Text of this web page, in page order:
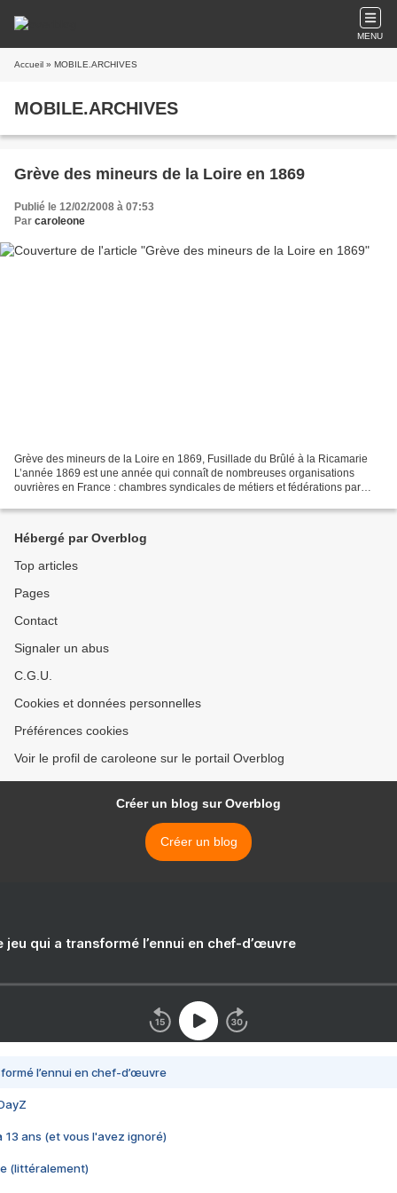
MENU
Accueil » MOBILE.ARCHIVES
MOBILE.ARCHIVES
Grève des mineurs de la Loire en 1869
Publié le 12/02/2008 à 07:53
Par caroleone
Grève des mineurs de la Loire en 1869, Fusillade du Brûlé à la Ricamarie
L’année 1869 est une année qui connaît de nombreuses organisations
ouvrières en France : chambres syndicales de métiers et fédérations par
Hébergé par Overblog
Top articles
Pages
Contact
Signaler un abus
C.G.U.
Cookies et données personnelles
Préférences cookies
Voir le profil de caroleone sur le portail Overblog
Créer un blog sur Overblog
Créer un blog
jeu qui a transformé l’ennui en chef-d’œuvre
l’ennui en chef-d’œuvre
13 ans (et vous l'avez ignoré)
(littéralement)